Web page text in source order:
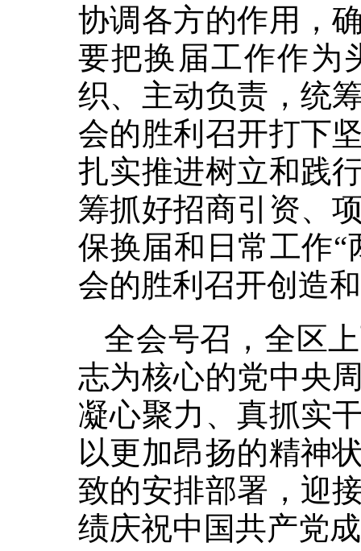
协调各方的作用，
要把换届工作作为
织、主动负责，统
会的胜利召开打下
扎实推进树立和践
筹抓好招商引资、
保换届和日常工作
会的胜利召开创造
全会号召，全区
志为核心的党中央
凝心聚力、真抓实
以更加昂扬的精神
致的安排部署，迎
绩庆祝中国共产党